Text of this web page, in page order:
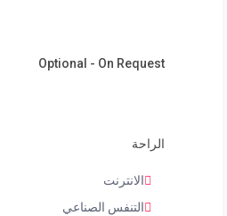
Optional - On Request
الراحة
الانترنت
التنفس الصناعي